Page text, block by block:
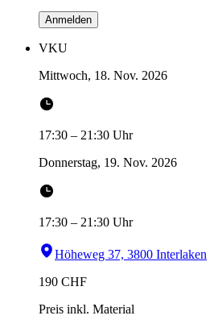
Anmelden
VKU
Mittwoch, 18. Nov. 2026
17:30 – 21:30 Uhr
Donnerstag, 19. Nov. 2026
17:30 – 21:30 Uhr
Höheweg 37, 3800 Interlaken
190 CHF
Preis inkl. Material